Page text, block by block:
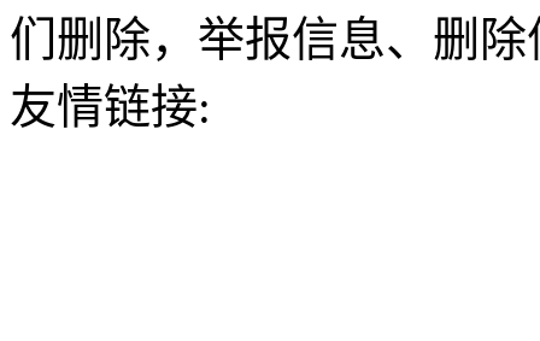
们删除，举报信息、删
友情链接: